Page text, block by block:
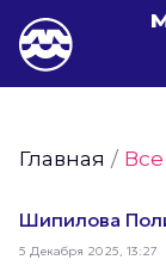
Фото
Фотогалереи
Главная /Все
Шипилова
5 Декабря 2025, 13:27